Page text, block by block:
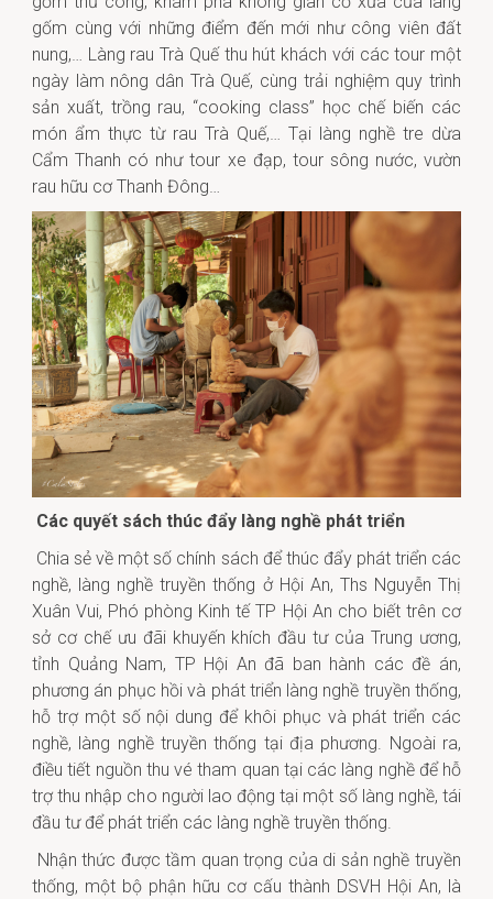
gốm cùng với những điểm đến mới như công viên đất
nung,… Làng rau Trà Quế thu hút khách với các tour một
ngày làm nông dân Trà Quế, cùng trải nghiệm quy trình
sản xuất, trồng rau, “cooking class” học chế biến các
món ẩm thực từ rau Trà Quế,… Tại làng nghề tre dừa
Cẩm Thanh có như tour xe đạp, tour sông nước, vườn
rau hữu cơ Thanh Đông…
Các quyết sách thúc đẩy làng nghề phát triển
Chia sẻ về một số chính sách để thúc đẩy phát triển các
nghề, làng nghề truyền thống ở Hội An, Ths Nguyễn Thị
Xuân Vui, Phó phòng Kinh tế TP Hội An cho biết trên cơ
sở cơ chế ưu đãi khuyến khích đầu tư của Trung ương,
tỉnh Quảng Nam, TP Hội An đã ban hành các đề án,
phương án phục hồi và phát triển làng nghề truyền thống,
hỗ trợ một số nội dung để khôi phục và phát triển các
nghề, làng nghề truyền thống tại địa phương. Ngoài ra,
điều tiết nguồn thu vé tham quan tại các làng nghề để hỗ
trợ thu nhập cho người lao động tại một số làng nghề, tái
đầu tư để phát triển các làng nghề truyền thống.
Nhận thức được tầm quan trọng của di sản nghề truyền
thống, một bộ phận hữu cơ cấu thành DSVH Hội An, là